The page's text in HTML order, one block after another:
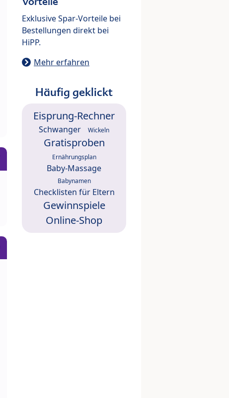
Exklusive Spar-Vorteile bei
Bestellungen direkt bei
HiPP.
Mehr erfahren
Häufig geklickt
Eisprung-Rechner
Schwanger Wickeln
Gratisproben
Ernährungsplan
Baby-Massage
Babynamen
Checklisten für Eltern
Gewinnspiele
Online-Shop